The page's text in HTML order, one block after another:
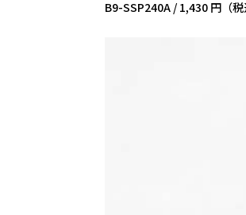
B9-SSP240A / 1,430 円（税